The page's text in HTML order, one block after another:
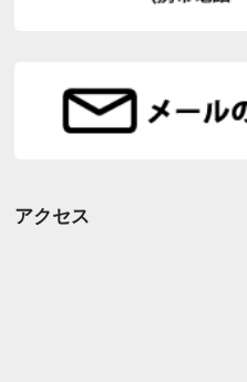
アクセス